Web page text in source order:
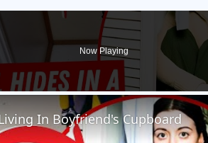
Now Playing
In Boyfriend's Cupboard